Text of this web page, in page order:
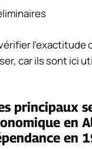
l’exactitude
car ils sont ici
principaux
en
en